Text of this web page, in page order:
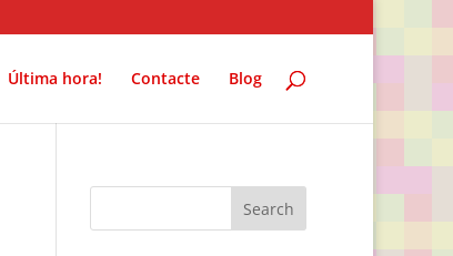
Última hora! Contacte Blog